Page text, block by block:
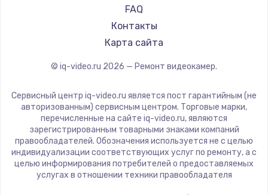
FAQ
Контакты
Карта сайта
© iq-video.ru 2026 — Ремонт видеокамер.
Сервисный центр iq-video.ru является пост гарантийным (не
авторизованным) сервисным центром. Торговые марки,
перечисленные на сайте iq-video.ru, являются
зарегистрированным товарными знаками компаний
правообладателей. Обозначения используется не с целью
индивидуализации соответствующих услуг по ремонту, а с
целью информирования потребителей о предоставляемых
услугах в отношении техники правообладателя